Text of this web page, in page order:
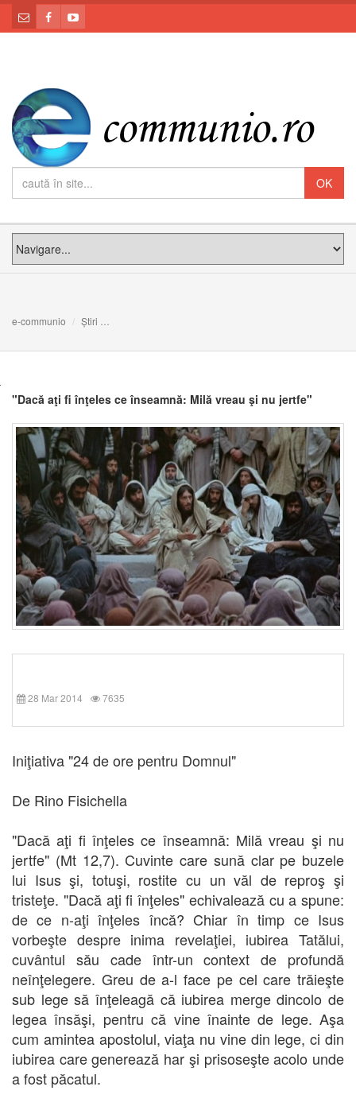
e-communio Știri
"Dacă aţi fi înţeles ce înseamnă: Milă vreau şi nu jertfe"
28 Mar 2014 7635
Iniţiativa "24 de ore pentru Domnul"
De Rino Fisichella
"Dacă aţi fi înţeles ce înseamnă: Milă vreau şi nu
jertfe" (Mt 12,7). Cuvinte care sună clar pe buzele
lui Isus şi, totuşi, rostite cu un văl de reproş şi
tristeţe. "Dacă aţi fi înţeles" echivalează cu a spune:
de ce n-aţi înţeles încă? Chiar în timp ce Isus
vorbeşte despre inima revelaţiei, iubirea Tatălui,
cuvântul său cade într-un context de profundă
neînţelegere. Greu de a-l face pe cel care trăieşte
sub lege să înţeleagă că iubirea merge dincolo de
legea însăşi, pentru că vine înainte de lege. Aşa
cum amintea apostolul, viaţa nu vine din lege, ci din
iubirea care generează har şi prisoseşte acolo unde
a fost păcatul.